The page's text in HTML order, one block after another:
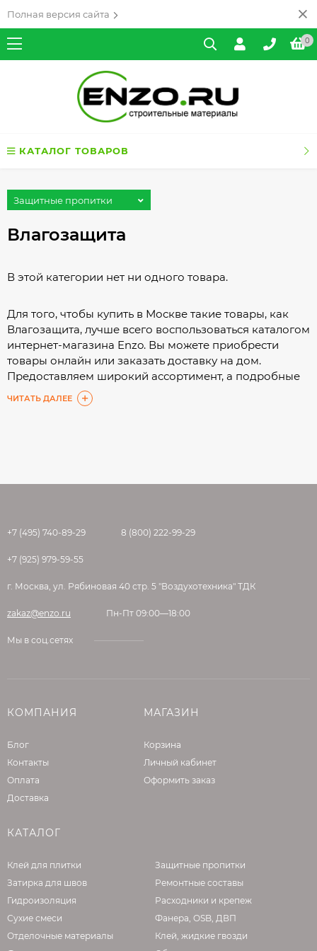
Полная версия сайта
0
КАТАЛОГ ТОВАРОВ
Защитные пропитки
Влагозащита
В этой категории нет ни одного товара.
Для того, чтобы купить в Москве такие товары, как
Влагозащита, лучше всего воспользоваться каталогом
интернет-магазина Enzo. Вы можете приобрести
товары онлайн или заказать доставку на дом.
Предоставляем широкий ассортимент, а подробные
характеристики помогут Вам сделать выбор с
минимальными затратами времени.
ЧИТАТЬ ДАЛЕЕ
+7 (495) 740-89-29 8 (800) 222-99-29
+7 (925) 979-59-55
г. Москва, ул. Рябиновая 40 стр. 5 "Воздухотехника" ТДК
zakaz@enzo.ru Пн-Пт 09:00—18:00
Мы в соц.сетях
КОМПАНИЯ
Блог
Контакты
Оплата
Доставка
МАГАЗИН
Корзина
Личный кабинет
Оформить заказ
КАТАЛОГ
Клей для плитки
Затирка для швов
Гидроизоляция
Сухие смеси
Отделочные материалы
Защитные пропитки
Ремонтные составы
Расходники и крепеж
Фанера, OSB, ДВП
Клей, жидкие гвозди